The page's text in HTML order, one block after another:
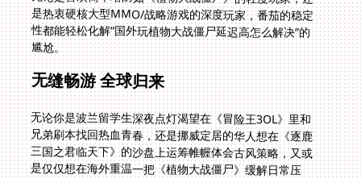
尴尬。
无缝畅游 全球归来
无论你是波兰留学生深夜点灯渴望在《冒险王3OL》里和
兄弟刷本找回热血青春，还是挪威定居的华人想在《逐鹿
三国之君临天下》的沙盘上运筹帷幄体会古风策略，又或
是仅仅想在海外重温一把《植物大战僵尸》缓解日常压